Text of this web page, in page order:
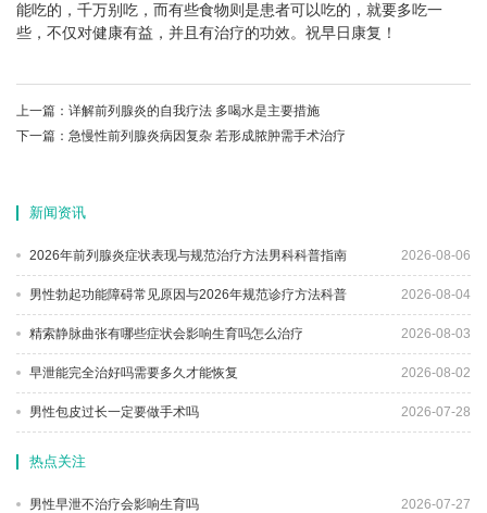
能吃的，千万别吃，而有些食物则是患者可以吃的，就要多吃一
些，不仅对健康有益，并且有治疗的功效。祝早日康复！
上一篇： 详解前列腺炎的自我疗法 多喝水是主要措施
下一篇： 急慢性前列腺炎病因复杂 若形成脓肿需手术治疗
新闻资讯
2026年前列腺炎症状表现与规范治疗方法男科科普指南 2026-08-06
男性勃起功能障碍常见原因与2026年规范诊疗方法科普 2026-08-04
精索静脉曲张有哪些症状会影响生育吗怎么治疗 2026-08-03
早泄能完全治好吗需要多久才能恢复 2026-08-02
男性包皮过长一定要做手术吗 2026-07-28
热点关注
男性早泄不治疗会影响生育吗 2026-07-27